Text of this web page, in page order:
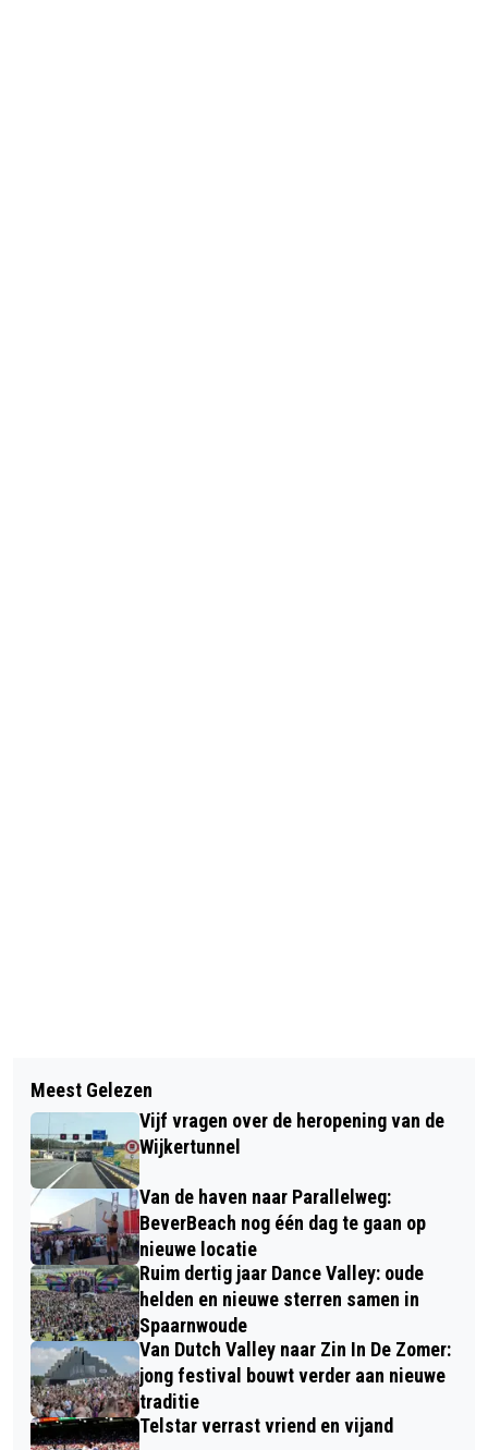
RIDDERSCHAAKTOERNOOI VOOR
KINDEREN TER ERE VAN 750 JAAR
MARKTRECHT
BEVERWIJK VIERT 750 JAAR
MARKTRECHT MET JUBILEUMFEEST
OP STADHUISPLEIN
Meest Gelezen
Vijf vragen over de heropening van de
Wijkertunnel
Van de haven naar Parallelweg:
BeverBeach nog één dag te gaan op
nieuwe locatie
Ruim dertig jaar Dance Valley: oude
helden en nieuwe sterren samen in
Spaarnwoude
Van Dutch Valley naar Zin In De Zomer:
jong festival bouwt verder aan nieuwe
traditie
Telstar verrast vriend en vijand